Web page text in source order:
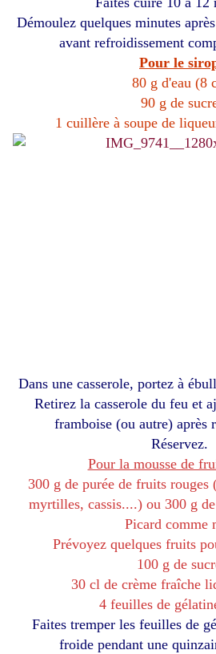
Démoulez quelques minutes
avant refroidissement
Pour le
80 g d'eau (8
90 g de
1 cuillère à soupe de
Dans une casserole, portez à
Retirez la casserole du feu et
framboise (ou autre) après
Réservez.
Pour la mousse de
300 g de purée de fruits rouges
myrtilles, cassis....) ou 300 g
Picard comme
Prévoyez quelques fruits
100 g de
30 cl de crème fraîche
4 feuilles de
Faites tremper les feuilles de
froide pendant une